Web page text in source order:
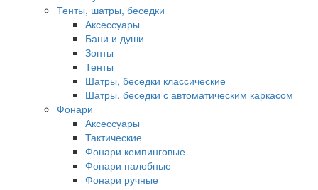
Тенты, шатры, беседки
Аксессуары
Бани и души
Зонты
Тенты
Шатры, беседки классические
Шатры, беседки с автоматическим каркасом
Фонари
Аксессуары
Тактические
Фонари кемпинговые
Фонари налобные
Фонари ручные